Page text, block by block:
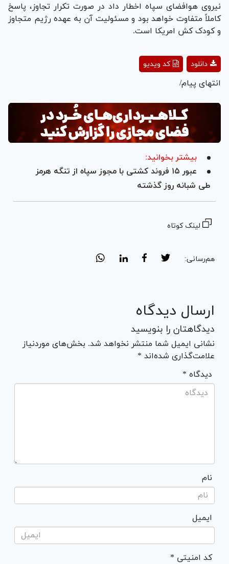
نیروی هوافضای سپاه اخطار داد در صورت تکرار تجاوز، پاسخ
کاملاً متفاوت خواهد بود و مسئولیت آن به عهده رژیم متجاوز
و کودک کش امریکا است.
Playکد ویدیو دانلود
انتهای پیام/
بیشتر بخوانید:
عبور ۱۵ فروند کشتی با مجوز س‍‍پاه از تنگه هرمز
طی شبانه روز گذشته
لینک کوتاه
هم‌رسانی:
ارسال دیدگاه
دیدگاهتان را بنویسید
نشانی ایمیل شما منتشر نخواهد شد. بخش‌های موردنیاز
علامت‌گذاری شده‌اند *
* دیدگاه
نام
ایمیل
* کد امنیتی